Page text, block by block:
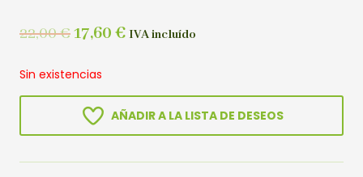
22,00€17,60 € IVA incluído
Sin existencias
AÑADIR A LA LISTA DE DESEOS